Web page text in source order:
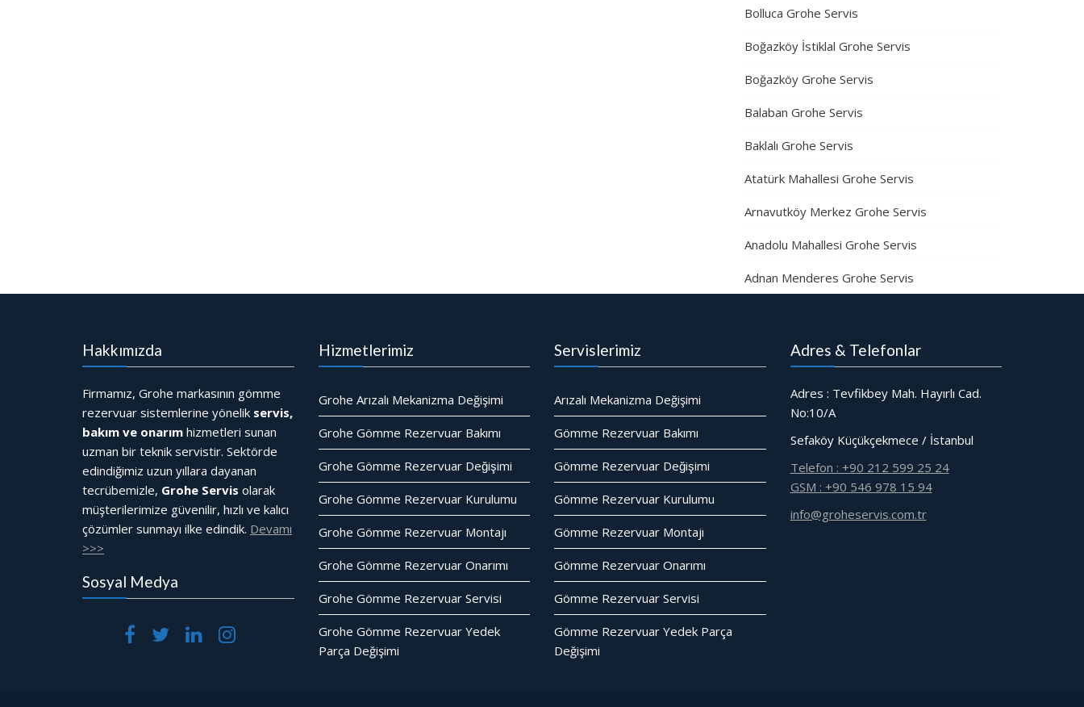
Bolluca Grohe Servis
Boğazköy İstiklal Grohe Servis
Boğazköy Grohe Servis
Balaban Grohe Servis
Baklalı Grohe Servis
Atatürk Mahallesi Grohe Servis
Arnavutköy Merkez Grohe Servis
Anadolu Mahallesi Grohe Servis
Adnan Menderes Grohe Servis
Hakkımızda
Firmamız, Grohe markasının gömme
rezervuar sistemlerine yönelik servis,
bakım ve onarım hizmetleri sunan
uzman bir teknik servistir. Sektörde
edindiğimiz uzun yıllara dayanan
tecrübemizle, Grohe Servis olarak
müşterilerimize güvenilir, hızlı ve kalıcı
çözümler sunmayı ilke edindik. Devamı
>>>
Sosyal Medya
Hizmetlerimiz
Grohe Arızalı Mekanizma Değişimi
Grohe Gömme Rezervuar Bakımı
Grohe Gömme Rezervuar Değişimi
Grohe Gömme Rezervuar Kurulumu
Grohe Gömme Rezervuar Montajı
Grohe Gömme Rezervuar Onarımı
Grohe Gömme Rezervuar Servisi
Grohe Gömme Rezervuar Yedek
Parça Değişimi
Servislerimiz
Arızalı Mekanizma Değişimi
Gömme Rezervuar Bakımı
Gömme Rezervuar Değişimi
Gömme Rezervuar Kurulumu
Gömme Rezervuar Montajı
Gömme Rezervuar Onarımı
Gömme Rezervuar Servisi
Gömme Rezervuar Yedek Parça
Değişimi
Adres & Telefonlar
Adres : Tevfikbey Mah. Hayırlı Cad.
No:10/A
Sefaköy Küçükçekmece / İstanbul
Telefon : +90 212 599 25 24
GSM : +90 546 978 15 94
info@groheservis.com.tr